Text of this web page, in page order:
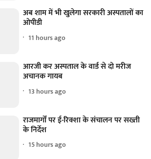
अब शाम में भी खुलेगा सरकारी अस्पतालों का
ओपीडी
11 hours ago
आरजी कर अस्पताल के वार्ड से दो मरीज
अचानक गायब
13 hours ago
राजमार्गों पर ई-रिक्शा के संचालन पर सख्ती
के निर्देश
15 hours ago